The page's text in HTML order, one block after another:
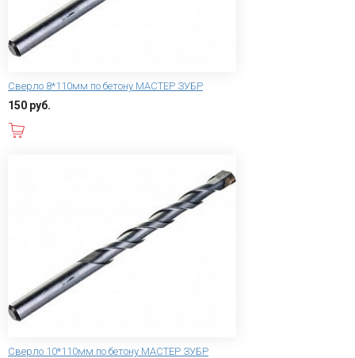
Сверло 8*110мм по бетону МАСТЕР ЗУБР
150 руб.
Сверло 10*110мм по бетону МАСТЕР ЗУБР